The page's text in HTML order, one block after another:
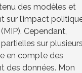
des modèles et
sur l’impact
Cependant,
sur plusieurs
en compte des
des données. Mon